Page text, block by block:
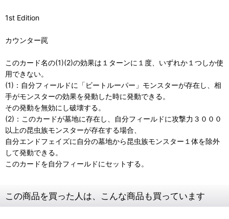
1st Edition
カウンター罠
このカード名の(1)(2)の効果は１ターンに１度、いずれか１つしか使
用できない。
(1)：自分フィールドに「ビートルーパー」モンスターが存在し、相
手がモンスターの効果を発動した時に発動できる。
その発動を無効にし破壊する。
(2)：このカードが墓地に存在し、自分フィールドに攻撃力３０００
以上の昆虫族モンスターが存在する場合、
自分エンドフェイズに自分の墓地から昆虫族モンスター１体を除外
して発動できる。
このカードを自分フィールドにセットする。
この商品を買った人は、こんな商品も買っています